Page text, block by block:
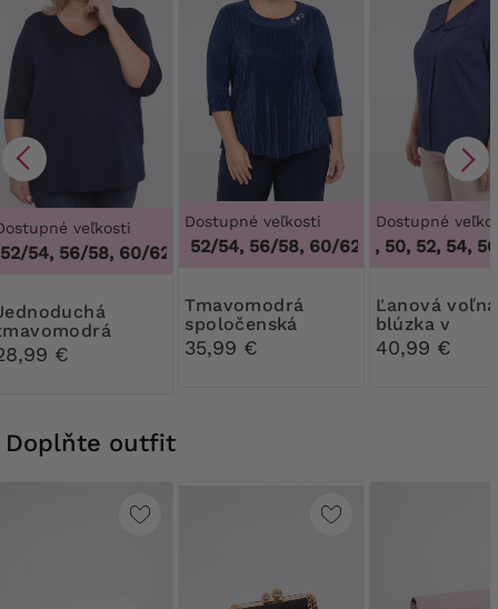
veľkosti
54, 56/58, 60/62, 48/50, 52/54, 56/58, 60/62
s výstrihom
V
€
Dostupné veľkosti
48/50, 52/54, 56/58, 60/62, 48/50, 52/54,
Tmavomodrá
spoločenská
blúzka so záhybmi
35,99 €
Dostupné
46, 48, 50, 52, 54,
Ľanová voľná
blúzka v
tmavomodrej
farbe
40,99 €
Doplňte outfit